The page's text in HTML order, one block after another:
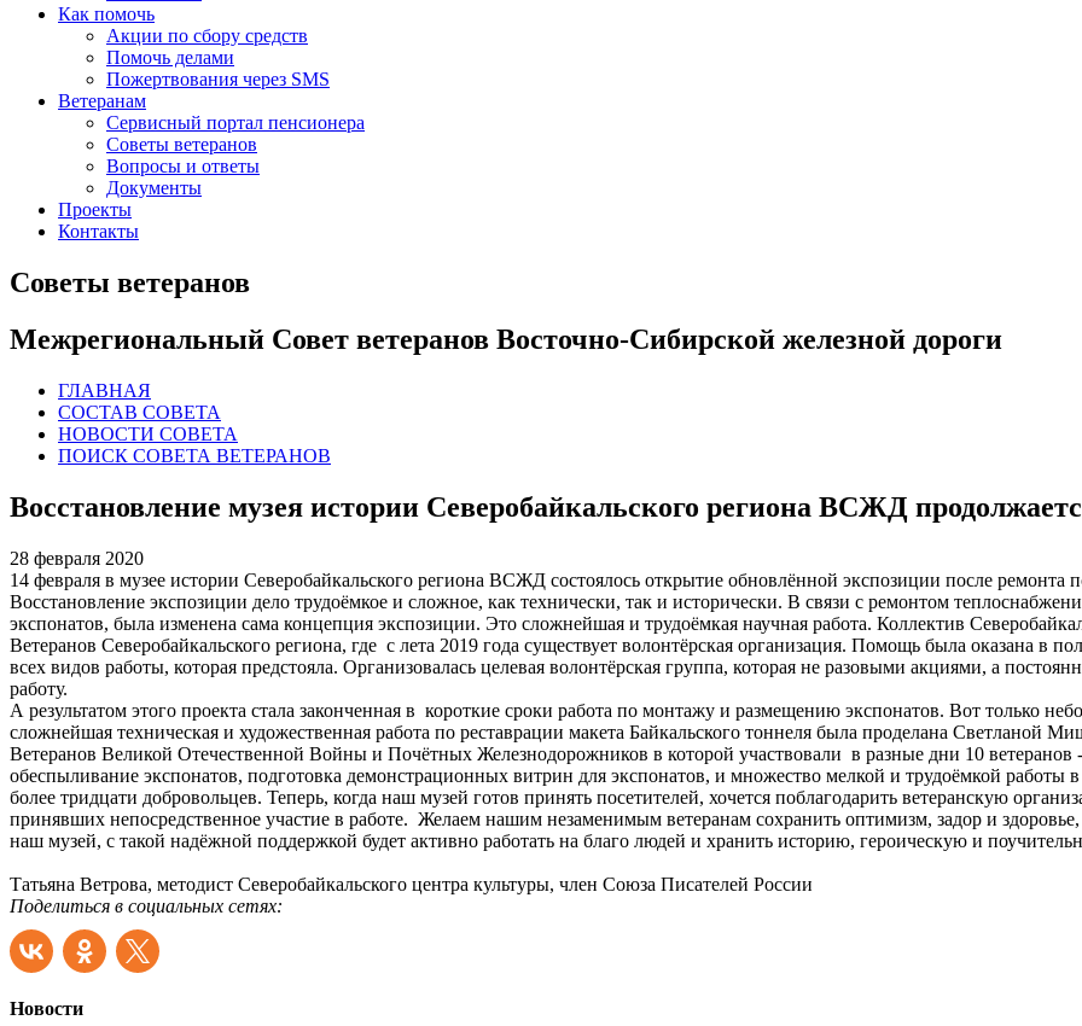
Как помочь
Акции по сбору средств
Помочь делами
Пожертвования через SMS
Ветеранам
Сервисный портал пенсионера
Советы ветеранов
Вопросы и ответы
Документы
Проекты
Контакты
Советы ветеранов
Межрегиональный Совет ветеранов Восточно-Сибирской железной дороги
ГЛАВНАЯ
СОСТАВ СОВЕТА
НОВОСТИ СОВЕТА
ПОИСК СОВЕТА ВЕТЕРАНОВ
Восстановление музея истории Северобайкальского региона ВСЖД
28 февраля 2020
14 февраля в музее истории Северобайкальского региона ВСЖД состоялось открытие обновлённой экспозиции после ремонта
Восстановление экспозиции дело трудоёмкое и сложное, как технически, так и исторически. В связи с ремонтом
экспонатов, была изменена сама концепция экспозиции. Это сложнейшая и трудоёмкая научная работа. Коллектив
Ветеранов Северобайкальского региона, где с лета 2019 года существует волонтёрская организация. Помощь была оказана в
всех видов работы, которая предстояла. Организовалась целевая волонтёрская группа, которая не разовыми акциями, а
работу.
А результатом этого проекта стала законченная в короткие сроки работа по монтажу и размещению экспонатов. Вот только
сложнейшая техническая и художественная работа по реставрации макета Байкальского тоннеля была проделана
Ветеранов Великой Отечественной Войны и Почётных Железнодорожников в которой участвовали в разные дни 10
обеспыливание экспонатов, подготовка демонстрационных витрин для экспонатов, и множество мелкой и трудоёмкой работы
более тридцати добровольцев. Теперь, когда наш музей готов принять посетителей, хочется поблагодарить ветеранскую
принявших непосредственное участие в работе. Желаем нашим незаменимым ветеранам сохранить оптимизм, задор и
наш музей, с такой надёжной поддержкой будет активно работать на благо людей и хранить историю, героическую и
Татьяна Ветрова, методист Северобайкальского центра культуры, член Союза Писателей России
Поделиться в социальных сетях:
Новости